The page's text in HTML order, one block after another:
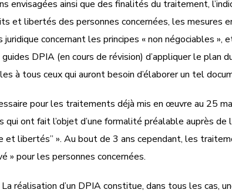
envisagées ainsi que des finalités du traitement,
et libertés des personnes concernées, les mesures
concernant les principes « non négociables
DPIA (en cours de révision) d’appliquer le plan
à tous ceux qui auront besoin d’élaborer un tel
pour les traitements déjà mis en œuvre au 25
qui ont fait l’objet d’une formalité préalable auprès
et libertés” ». Au bout de 3 ans cependant, les
» pour les personnes concernées.
réalisation d’un DPIA constitue, dans tous les cas,